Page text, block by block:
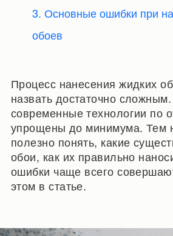
3. Основные ошибки при
обоев
Процесс нанесения жидких
назвать достаточно
современные технологии по
упрощены до минимума. Тем
полезно понять, какие
обои, как их правильно
ошибки чаще всего
этом в статье.